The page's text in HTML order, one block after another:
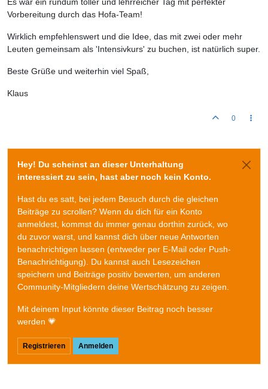
Vorbereitung durch das Hofa-Team!
Wirklich empfehlenswert und die Idee, das mit zwei oder mehr
Leuten gemeinsam als 'Intensivkurs' zu buchen, ist natürlich super.
Beste Grüße und weiterhin viel Spaß,
Klaus
0
Hey! Du scheinst an dieser Unterhaltung
interessiert zu sein, hast aber noch kein Konto.
Hast du es satt, bei jedem Besuch durch die gleichen
Beiträge zu scrollen? Wenn du dich für ein Konto
anmeldest, kommst du immer genau dorthin zurück, wo
du zuvor warst, und kannst dich über neue Antworten
benachrichtigen lassen (entweder per E-Mail oder Push-
Benachrichtigung). Du kannst auch Lesezeichen
speichern und Beiträge positiv bewerten, um anderen
Community-Mitgliedern deine Wertschätzung zu zeigen.
Mit deinem Input könnte dieser Beitrag noch besser
werden 💗
Registrieren Anmelden